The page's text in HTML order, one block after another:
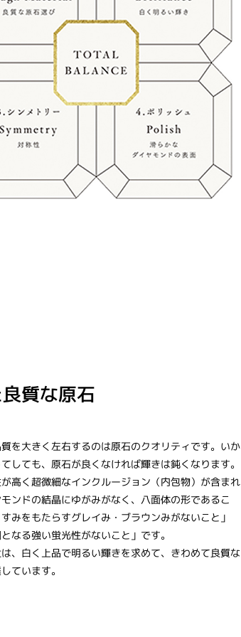
質な原石
を大きく左右するのは原石のクオリティです。いか
しても、原石が良くなければ輝きは鈍くなります。
高く超微細なインクルージョン（内包物）が含まれ
ンドの結晶にゆがみがなく、八面体の形であるこ
みをもたらすグレイみ・ブラウンみがないこと」
なる強い蛍光性がないこと」です。
、白く上品で明るい輝きを求めて、きわめて良質な
ています。